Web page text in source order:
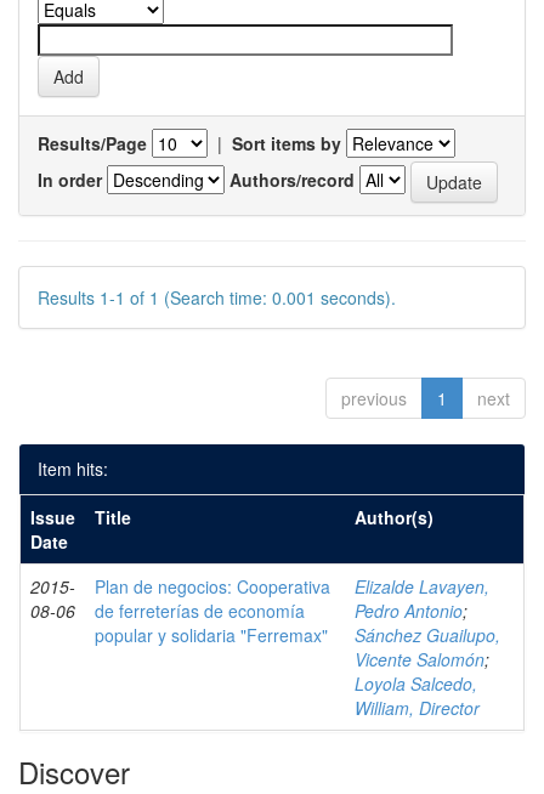
Results/Page | Sort items by
In order
Authors/record
Results 1-1 of 1 (Search time: 0.001 seconds).
previous 1 next
Item hits:
Issue
Date
Title Author(s)
2015-
08-06
Plan de negocios: Cooperativa
de ferreterías de economía
popular y solidaria "Ferremax"
Elizalde Lavayen,
Pedro Antonio;
Sánchez Guailupo,
Vicente Salomón;
Loyola Salcedo,
William, Director
Discover